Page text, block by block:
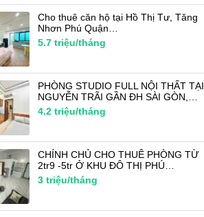
Cho thuê căn hộ tại Hồ Thị Tư, Tăng
Nhơn Phú Quận…
5.7 triệu/tháng
PHÒNG STUDIO FULL NỘI THẤT TẠI
NGUYỄN TRÃI GẦN ĐH SÀI GÒN,…
4.2 triệu/tháng
CHÍNH CHỦ CHO THUÊ PHÒNG TỪ
2tr9 -5tr Ở KHU ĐÔ THỊ PHÚ…
3 triệu/tháng